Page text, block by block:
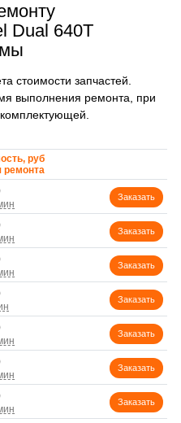
Dual 640T
стоимости запчастей.
выполнения ремонта, при
руб
ремонта
Заказать
Заказать
Заказать
Заказать
Заказать
Заказать
Заказать